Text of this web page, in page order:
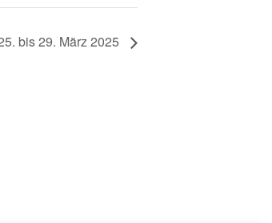
bis 29. März 2025